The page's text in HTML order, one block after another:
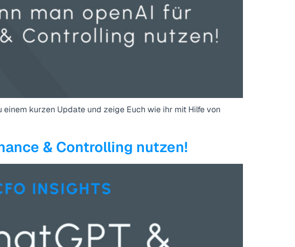
kurzen Update und zeige Euch wie ihr mit Hilfe von
& Controlling nutzen!